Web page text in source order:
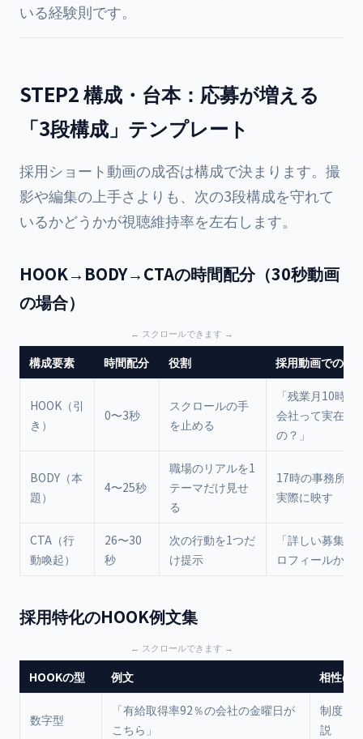
いる経験則です。
STEP2 構成・台本：応募が増える
「3段構成」テンプレート
採用ショート動画の成否は構成で決まります。撮
影や編集の上手さよりも、次の3段構成を守れて
いるかどうかが視聴維持率を左右します。
HOOK→BODY→CTAの時間配分（30秒動画
の場合）
構成要素 時間配分 役割 採用動画での具
HOOK（引
き）
0〜3秒
スクロールの手
を止める
「残業月10時間
会社って実在す
の？」
BODY（本
題）
4〜25秒
職場のリアルを1
テーマだけ見せ
る
17時の事務所の
実際に映す
CTA（行
動喚起）
26〜30
秒
次の行動を1つだ
け提示
「詳しい募集要
ロフィールから
採用特化のHOOK例文集
HOOKの型 例文 相性の
数字型
「有給取得率92％の会社の金曜日が
こちら」
制度・
説